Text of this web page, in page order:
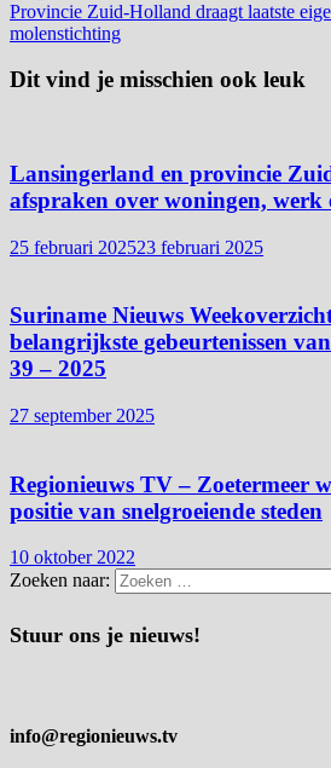
Provincie Zuid-Holland draagt laatste
molenstichting
Dit vind je misschien ook leuk
Lansingerland en provincie
afspraken over woningen, werk
25 februari 202523 februari 2025
Suriname Nieuws
belangrijkste gebeurtenissen
39 – 2025
27 september 2025
Regionieuws TV – Zoetermeer
positie van snelgroeiende steden
10 oktober 2022
Zoeken naar:
Stuur ons je nieuws!
info@regionieuws.tv